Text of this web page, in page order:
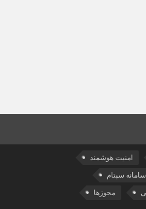
امنیت هوشمند
سامانه سپتام
مجوزها